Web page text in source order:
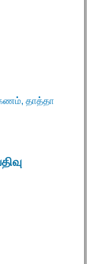
, தாத்தா